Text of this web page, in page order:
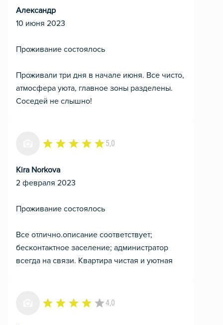
Александр
10 июня 2023
Проживание состоялось
Проживали три дня в начале июня. Все чисто,
атмосфера уюта, главное зоны разделены.
Соседей не слышно!
5,0
Kira Norkova
2 февраля 2023
Проживание состоялось
Все отлично.описание соответствует;
бесконтактное заселение; администратор
всегда на связи. Квартира чистая и уютная
4,0